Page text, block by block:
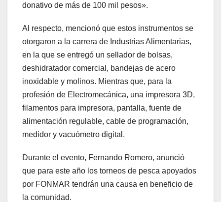
donativo de más de 100 mil pesos».
Al respecto, mencionó que estos instrumentos se
otorgaron a la carrera de Industrias Alimentarias,
en la que se entregó un sellador de bolsas,
deshidratador comercial, bandejas de acero
inoxidable y molinos. Mientras que, para la
profesión de Electromecánica, una impresora 3D,
filamentos para impresora, pantalla, fuente de
alimentación regulable, cable de programación,
medidor y vacuómetro digital.
Durante el evento, Fernando Romero, anunció
que para este año los torneos de pesca apoyados
por FONMAR tendrán una causa en beneficio de
la comunidad.